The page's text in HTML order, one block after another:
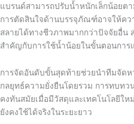
แบรนด์สามารถปรับน้ำหนักเล็กน้อยต
การตัดสินใจด้านบรรจุภัณฑ์อาจให้ค
สลายได้ทางชีวภาพมากกว่าปัจจัยอื่น
สำคัญกับการใช้น้ำน้อยในขั้นตอนการ
การจัดอันดับขั้นสุดท้ายช่วยนำทีมจัดห
กลยุทธ์ความยั่งยืนโดยรวม การทบทว
คงทันสมัยเมื่อมีวัสดุและเทคโนโลยีใ
ยังคงใช้ได้จริงในระยะยาว